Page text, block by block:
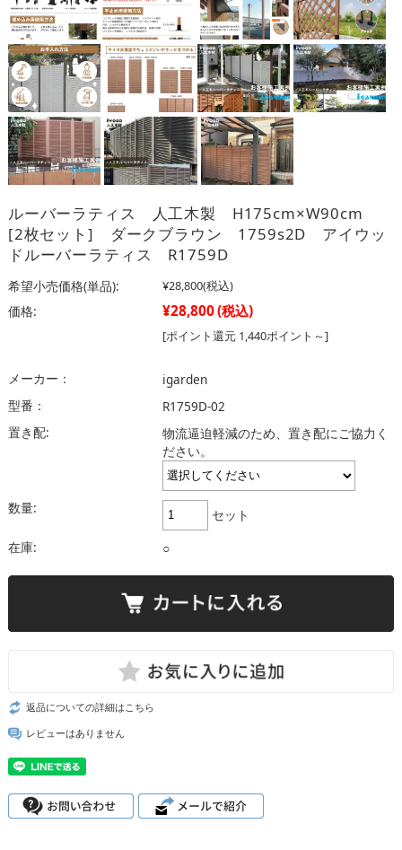
ルーバーラティス 人工木製 H175cm×W90cm
[2枚セット] ダークブラウン 1759s2D アイウッ
ドルーバーラティス R1759D
希望小売価格(単品): ¥28,800(税込)
価格: ¥28,800(税込)
[ポイント還元 1,440ポイント～]
メーカー：
igarden
型番：
R1759D-02
置き配:
物流逼迫軽減のため、置き配にご協力く
ださい。
数量:
セット
在庫:
○
返品についての詳細はこちら
レビューはありません